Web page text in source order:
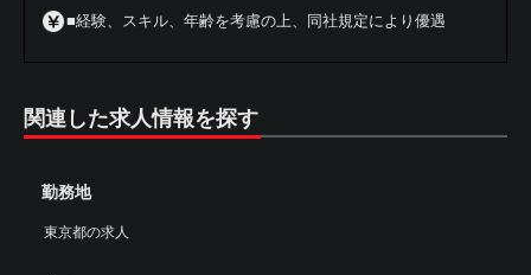
■経験、スキル、年齢を考慮の上、同社規定により優遇
関連した求人情報を探す
勤務地
東京都の求人